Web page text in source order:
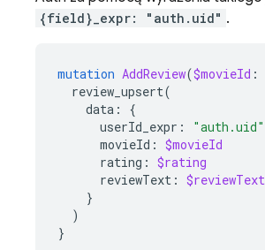
{field}_expr: "auth.uid" .
mutation AddReview($movieId :
review_upsert(
data :
{
userId_expr :
"auth.uid"
movieId : $movieId
rating : $rating
reviewText : $reviewText
}
)
}